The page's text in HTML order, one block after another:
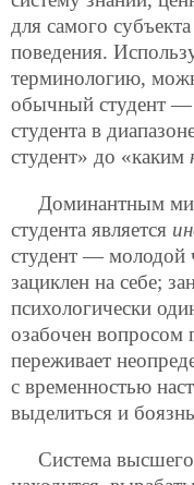
для самого
поведения.
терминологию,
обычный студент —
студента в
студент» до «каким
Доминантным
студента является
студент — молодой
зациклен на себе;
психологически
озабочен вопросом
переживает
с временностью
выделиться и
Система